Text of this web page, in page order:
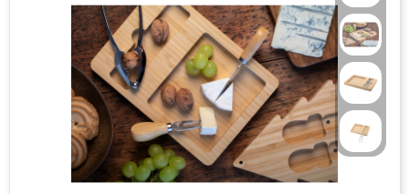
Verzorging & welness
Onderweg
Pasen
Sinterklaas artikelen
Valentijn
Wijn, bier en proeverij